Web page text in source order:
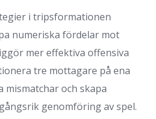
i tripsformationen
numeriska fördelar mot
mer effektiva offensiva
tre mottagare på ena
mismatchar och skapa
genomföring av spel.